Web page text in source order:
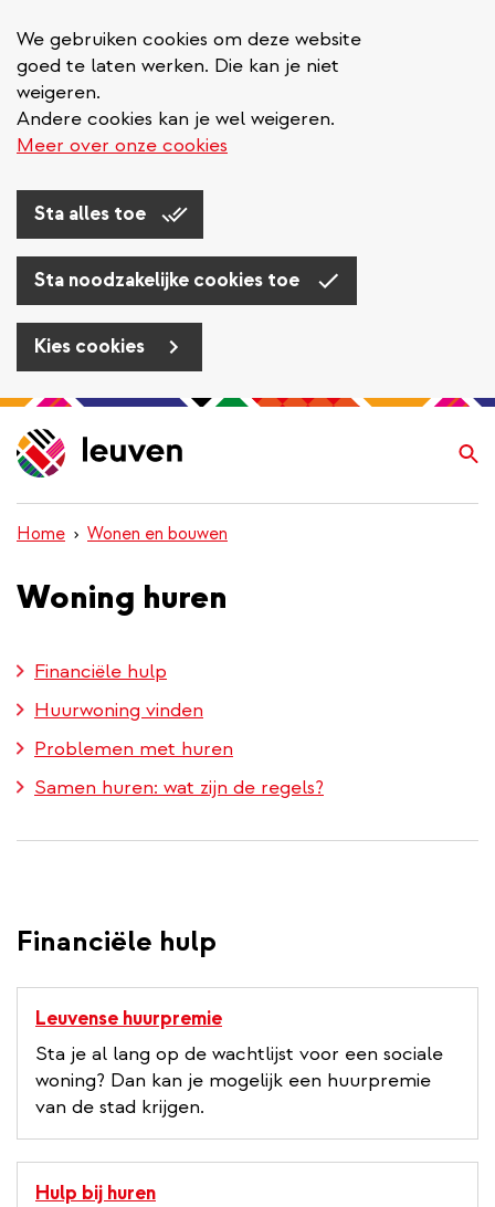
We gebruiken cookies om deze website
goed te laten werken. Die kan je niet
weigeren.
Andere cookies kan je wel weigeren.
Meer over onze cookies
Sta alles toe
Sta noodzakelijke cookies toe
Kies cookies
Overslaan
en
naar
inhoud
gaan
Home Wonen en bouwen
Woning huren
Financiële hulp
Huurwoning vinden
Problemen met huren
Samen huren: wat zijn de regels?
Financiële hulp
Leuvense huurpremie
Sta je al lang op de wachtlijst voor een sociale
woning? Dan kan je mogelijk een huurpremie
van de stad krijgen.
Hulp bij huren